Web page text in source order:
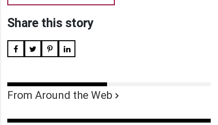
Share this story
From Around the Web